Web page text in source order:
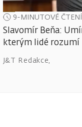
9-MINUTOVÉ ČTENÍ
Slavomír Beňa:
kterým lidé rozumí
J&T Redakce,